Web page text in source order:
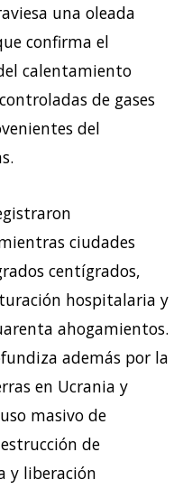
una oleada
confirma el
calentamiento
de gases
del
ciudades
centígrados,
hospitalaria y
ahogamientos.
además por la
en Ucrania y
masivo de
de
y liberación